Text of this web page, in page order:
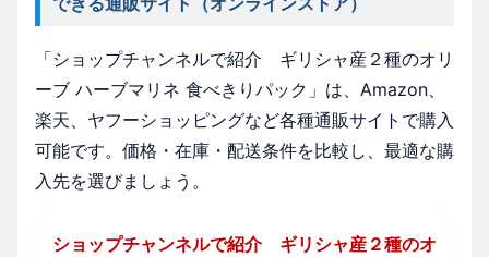
「ショップチャンネルで紹介 ギリシャ産２種のオリ
ーブ ハーブマリネ 食べきりパック」は、Amazon、
楽天、ヤフーショッピングなど各種通販サイトで購入
可能です。価格・在庫・配送条件を比較し、最適な購
入先を選びましょう。
ショップチャンネルで紹介 ギリシャ産２種のオ